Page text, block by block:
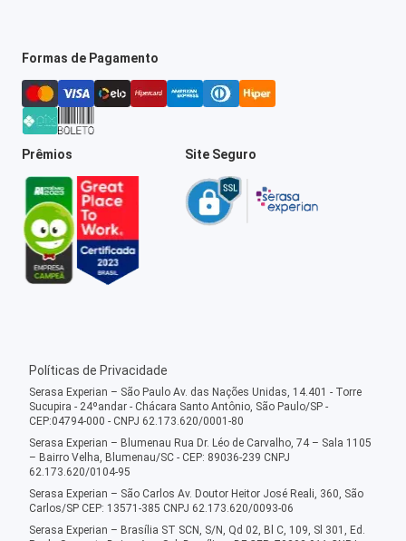
Formas de Pagamento
Prêmios Site Seguro
Políticas de Privacidade
Serasa Experian – São Paulo Av. das Nações Unidas, 14.401 - Torre
Sucupira - 24ºandar - Chácara Santo Antônio, São Paulo/SP -
CEP:04794-000 - CNPJ 62.173.620/0001-80
Serasa Experian – Blumenau Rua Dr. Léo de Carvalho, 74 – Sala 1105
– Bairro Velha, Blumenau/SC - CEP: 89036-239 CNPJ
62.173.620/0104-95
Serasa Experian – São Carlos Av. Doutor Heitor José Reali, 360, São
Carlos/SP CEP: 13571-385 CNPJ 62.173.620/0093-06
Serasa Experian – Brasília ST SCN, S/N, Qd 02, Bl C, 109, Sl 301, Ed.